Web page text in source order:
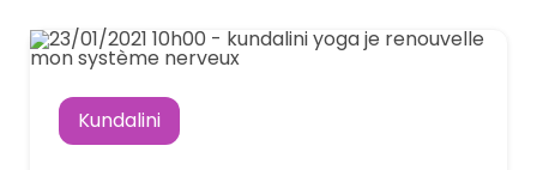
Kundalini